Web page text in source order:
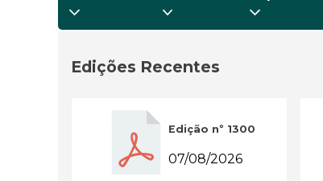
Edições Recentes
Edição nº 1300
07/08/2026